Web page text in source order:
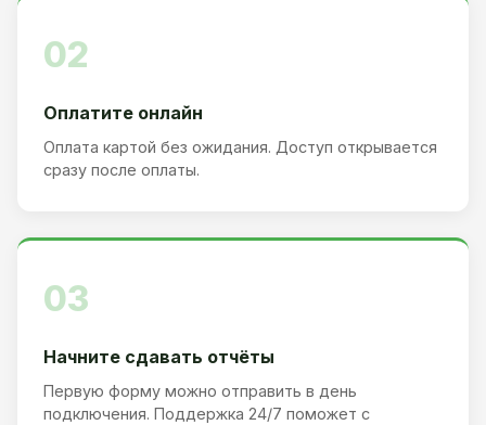
02
Оплатите онлайн
Оплата картой без ожидания. Доступ открывается
сразу после оплаты.
03
Начните сдавать отчёты
Первую форму можно отправить в день
подключения. Поддержка 24/7 поможет с